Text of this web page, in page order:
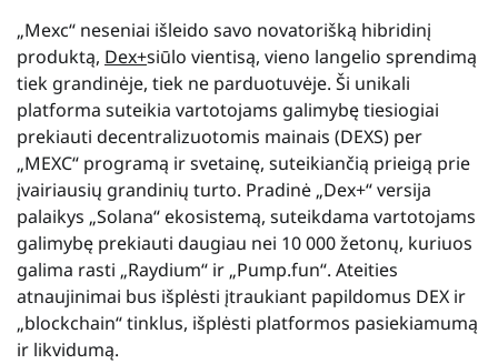
„Mexc“ neseniai išleido savo novatorišką hibridinį
produktą, Dex+siūlo vientisą, vieno langelio sprendimą
tiek grandinėje, tiek ne parduotuvėje. Ši unikali
platforma suteikia vartotojams galimybę tiesiogiai
prekiauti decentralizuotomis mainais (DEXS) per
„MEXC“ programą ir svetainę, suteikiančią prieigą prie
įvairiausių grandinių turto. Pradinė „Dex+“ versija
palaikys „Solana“ ekosistemą, suteikdama vartotojams
galimybę prekiauti daugiau nei 10 000 žetonų, kuriuos
galima rasti „Raydium“ ir „Pump.fun“. Ateities
atnaujinimai bus išplėsti įtraukiant papildomus DEX ir
„blockchain“ tinklus, išplėsti platformos pasiekiamumą
ir likvidumą.